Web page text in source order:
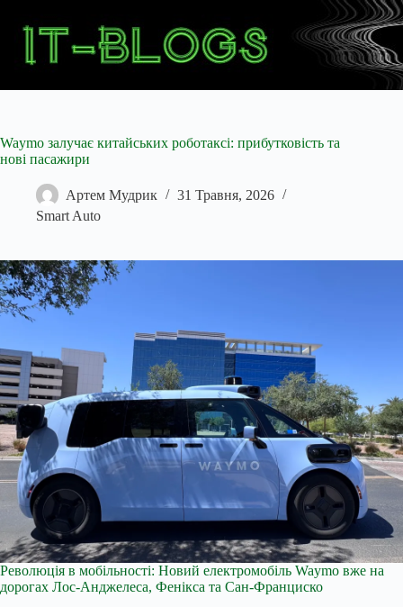
Waymo залучає китайських роботаксі: прибутковість та
нові пасажири
Артем Мудрик
31 Травня, 2026
Smart Auto
Революція в мобільності: Новий електромобіль Waymo вже на
дорогах Лос-Анджелеса, Фенікса та Сан-Франциско